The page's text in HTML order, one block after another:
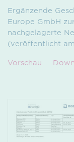
Ergänzende
Europe GmbH
nachgelagerte
(veröffentlicht
Vorschau